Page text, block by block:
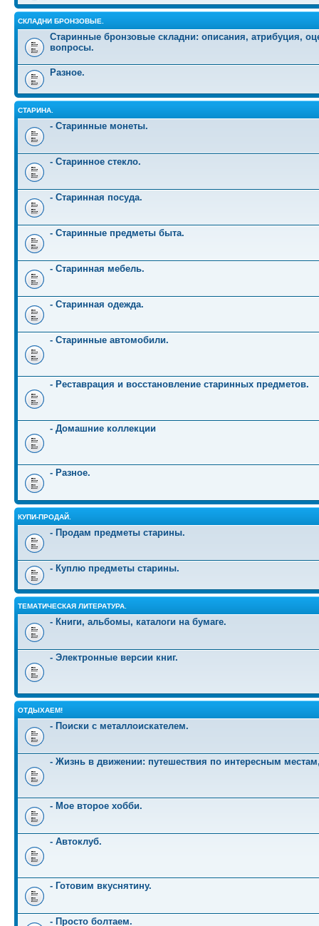
СКЛАДНИ БРОНЗОВЫЕ.
Старинные бронзовые складни: описания, атрибуция,
вопросы.
Разное.
СТАРИНА.
- Старинные монеты.
- Старинное стекло.
- Старинная посуда.
- Старинные предметы быта.
- Старинная мебель.
- Старинная одежда.
- Старинные автомобили.
- Реставрация и восстановление старинных предметов.
- Домашние коллекции
- Разное.
КУПИ-ПРОДАЙ.
- Продам предметы старины.
- Куплю предметы старины.
ТЕМАТИЧЕСКАЯ ЛИТЕРАТУРА.
- Книги, альбомы, каталоги на бумаге.
- Электронные версии книг.
ОТДЫХАЕМ!
- Поиски с металлоискателем.
- Жизнь в движении: путешествия по интересным
- Мое второе хобби.
- Автоклуб.
- Готовим вкуснятину.
- Просто болтаем.